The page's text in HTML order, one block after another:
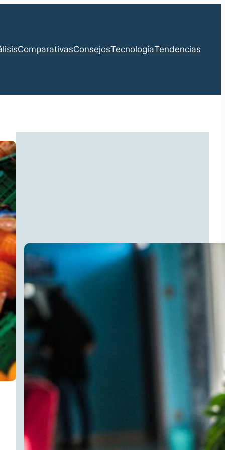
ComparativasConsejosTecnologíaTendencias